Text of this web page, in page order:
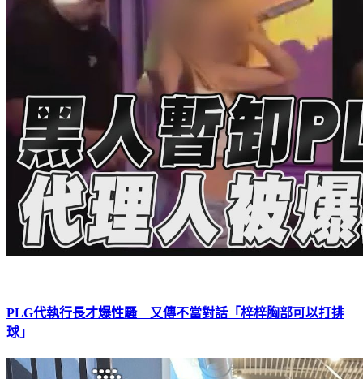
PLG代執行長才爆性騷 又傳不當對話「梓梓胸部可以打排
球」